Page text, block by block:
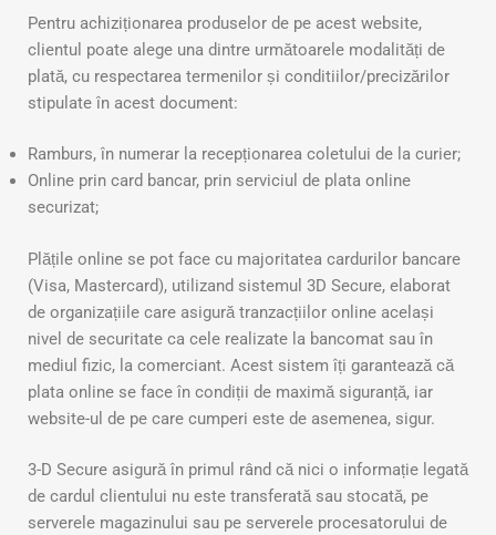
Pentru achiziționarea produselor de pe acest website,
clientul poate alege una dintre următoarele modalități de
plată, cu respectarea termenilor și conditiilor/precizărilor
stipulate în acest document:
Ramburs, în numerar la recepționarea coletului de la curier;
Online prin card bancar, prin serviciul de plata online
securizat;
Plățile online se pot face cu majoritatea cardurilor bancare
(Visa, Mastercard), utilizand sistemul 3D Secure, elaborat
de organizațiile care asigură tranzacțiilor online același
nivel de securitate ca cele realizate la bancomat sau în
mediul fizic, la comerciant. Acest sistem îți garantează că
plata online se face în condiții de maximă siguranță, iar
website-ul de pe care cumperi este de asemenea, sigur.
3-D Secure asigură în primul rând că nici o informație legată
de cardul clientului nu este transferată sau stocată, pe
serverele magazinului sau pe serverele procesatorului de